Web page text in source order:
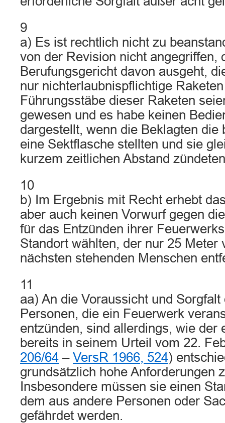
9
a) Es ist rechtlich nicht zu
von der Revision nicht angegriffen,
Berufungsgericht davon ausgeht,
nur nichterlaubnispflichtige
Führungsstäbe dieser Raketen
gewesen und es habe keinen
dargestellt, wenn die Beklagten die
eine Sektflasche stellten und sie
kurzem zeitlichen Abstand
10
b) Im Ergebnis mit Recht erhebt
aber auch keinen Vorwurf gegen
für das Entzünden ihrer
Standort wählten, der nur 25 Meter
nächsten stehenden Menschen
11
aa) An die Voraussicht und Sorgfalt
Personen, die ein Feuerwerk
entzünden, sind allerdings, wie der
bereits in seinem Urteil vom 22.
206/64 – VersR 1966, 524)
grundsätzlich hohe Anforderungen
Insbesondere müssen sie einen
dem aus andere Personen oder
gefährdet werden.